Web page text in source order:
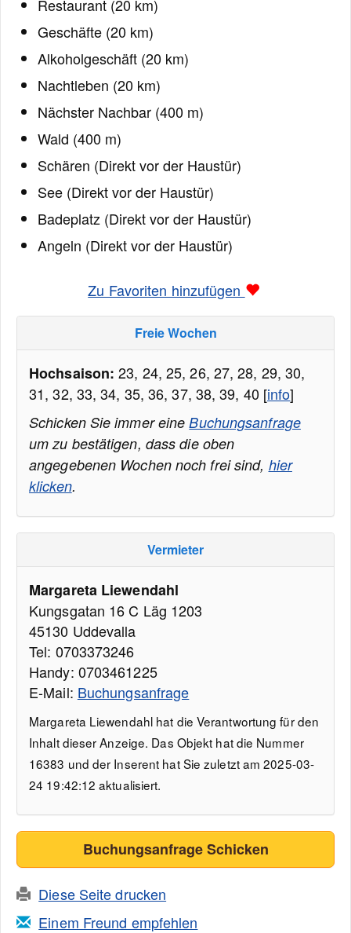
Restaurant (20 km)
Geschäfte (20 km)
Alkoholgeschäft (20 km)
Nachtleben (20 km)
Nächster Nachbar (400 m)
Wald (400 m)
Schären (Direkt vor der Haustür)
See (Direkt vor der Haustür)
Badeplatz (Direkt vor der Haustür)
Angeln (Direkt vor der Haustür)
Zu Favoriten hinzufügen
Freie Wochen
Hochsaison: 23, 24, 25, 26, 27, 28, 29, 30,
31, 32, 33, 34, 35, 36, 37, 38, 39, 40 [info]
Schicken Sie immer eineBuchungsanfrage
um zu bestätigen, dass die oben
angegebenen Wochen noch frei sind, hier
klicken.
Vermieter
Margareta Liewendahl
Kungsgatan 16 C Läg 1203
45130 Uddevalla
Tel: 0703373246
Handy: 0703461225
E-Mail: Buchungsanfrage
Margareta Liewendahl hat die Verantwortung für den
Inhalt dieser Anzeige. Das Objekt hat die Nummer
16383 und der Inserent hat Sie zuletzt am 2025-03-
24 19:42:12 aktualisiert.
Buchungsanfrage Schicken
Diese Seite drucken
Einem Freund empfehlen